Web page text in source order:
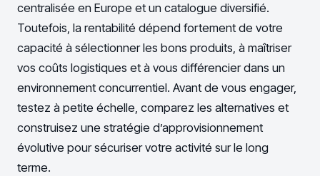
centralisée en Europe et un catalogue diversifié.
Toutefois, la rentabilité dépend fortement de votre
capacité à sélectionner les bons produits, à maîtriser
vos coûts logistiques et à vous différencier dans un
environnement concurrentiel. Avant de vous engager,
testez à petite échelle, comparez les alternatives et
construisez une stratégie d’approvisionnement
évolutive pour sécuriser votre activité sur le long
terme.